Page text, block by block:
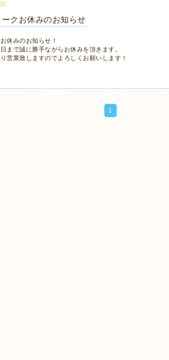
クお休みのお知らせ
休みのお知らせ！
まで誠に勝手ながらお休みを頂きます。
営業致しますのでよろしくお願いします！
1